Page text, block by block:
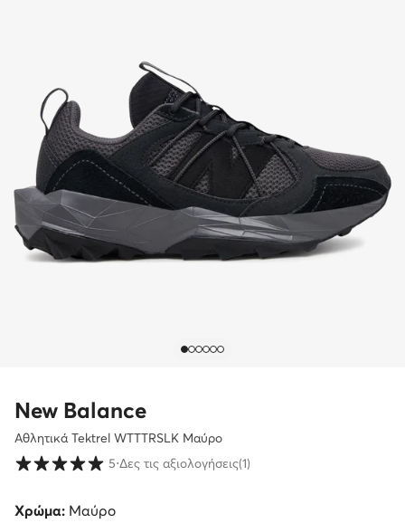
New Balance
Αθλητικά Tektrel WTTTRSLK Μαύρο
Βαθμολογία πελατών σε κλίμακα 1 έως 5
5⋅Δες τις αξιολογήσεις(1)
Χρώμα: Μαύρο